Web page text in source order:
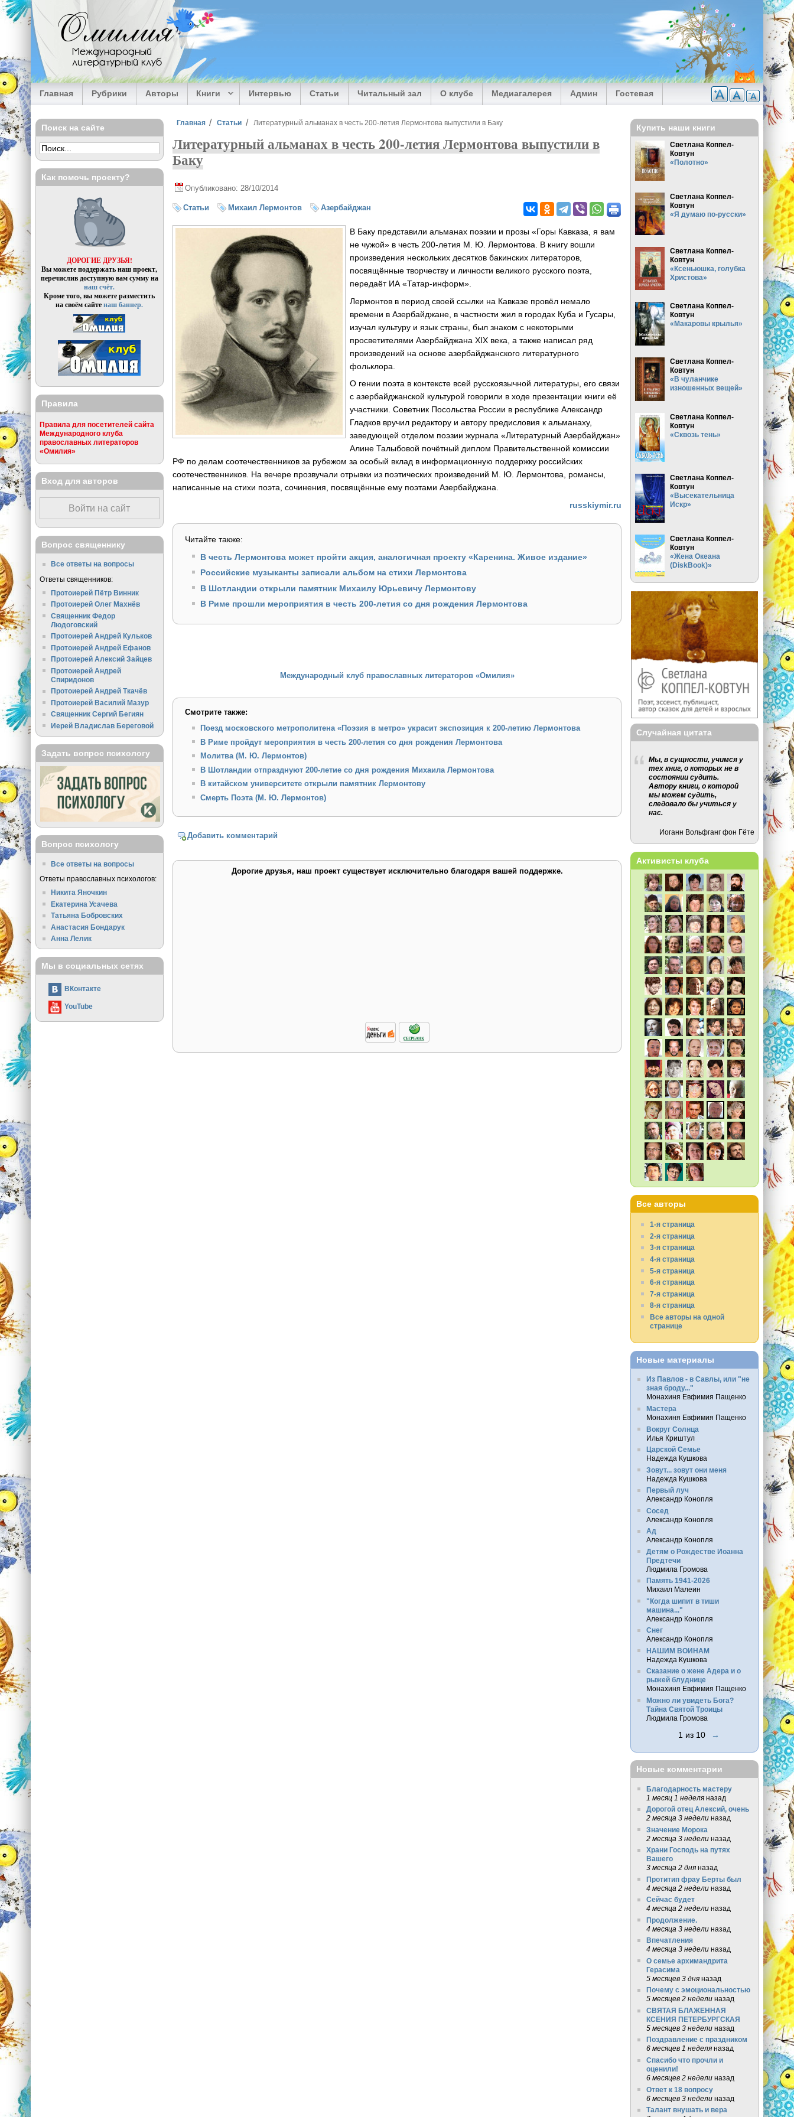
Перейти к основному содержанию
Омилия
Международный
литературный клуб
Главная Рубрики Авторы Книги Интервью Статьи Читальный зал О клубе Медиагалерея Админ Гостевая
Вы здесь
Главная Статьи Литературный альманах в честь 200-летия Лермонтова выпустили в Баку
Литературный альманах в честь 200-летия Лермонтова выпустили в
Баку
Опубликовано: 28/10/2014
Статьи Михаил Лермонтов Азербайджан
В Баку представили альманах поэзии и прозы «Горы Кавказа, я вам
не чужой» в честь 200-летия М. Ю. Лермонтова. В книгу вошли
произведения нескольких десятков бакинских литераторов,
посвящённые творчеству и личности великого русского поэта,
передаёт ИА «Татар-информ».
Лермонтов в период своей ссылки на Кавказе провёл немало
времени в Азербайджане, в частности жил в городах Куба и Гусары,
изучал культуру и язык страны, был знаком с некоторыми
просветителями Азербайджана XIX века, а также написал ряд
произведений на основе азербайджанского литературного
фольклора.
О гении поэта в контексте всей русскоязычной литературы, его связи
с азербайджанской культурой говорили в ходе презентации книги её
участники. Советник Посольства России в республике Александр
Гладков вручил редактору и автору предисловия к альманаху,
заведующей отделом поэзии журнала «Литературный Азербайджан»
Алине Талыбовой почётный диплом Правительственной комиссии
РФ по делам соотечественников за рубежом за особый вклад в информационную поддержку российских
соотечественников. На вечере прозвучали отрывки из поэтических произведений М. Ю. Лермонтова, романсы,
написанные на стихи поэта, сочинения, посвящённые ему поэтами Азербайджана.
russkiymir.ru
Читайте также:
В честь Лермонтова может пройти акция, аналогичная проекту «Каренина. Живое издание»
Российские музыканты записали альбом на стихи Лермонтова
В Шотландии открыли памятник Михаилу Юрьевичу Лермонтову
В Риме прошли мероприятия в честь 200-летия со дня рождения Лермонтова
Международный клуб православных литераторов «Омилия»
Смотрите также:
Поезд московского метрополитена «Поэзия в метро» украсит экспозиция к 200-летию Лермонтова
В Риме пройдут мероприятия в честь 200-летия со дня рождения Лермонтова
Молитва (М. Ю. Лермонтов)
В Шотландии отпразднуют 200-летие со дня рождения Михаила Лермонтова
В китайском университете открыли памятник Лермонтову
Смерть Поэта (М. Ю. Лермонтов)
Добавить комментарий
Дорогие друзья, наш проект существует исключительно благодаря вашей поддержке.
Поиск на сайте
Как помочь проекту?
ДОРОГИЕ ДРУЗЬЯ!
Вы можете поддержать наш проект,
перечислив доступную вам сумму на
наш счёт.
Кроме того, вы можете разместить
на своём сайтенаш баннер.
Правила
Правила для посетителей сайта
Международного клуба
православных литераторов
«Омилия»
Вход для авторов
Войти на сайт
Вопрос священнику
Все ответы на вопросы
Ответы священников:
Протоиерей Пётр Винник
Протоиерей Олег Махнёв
Священник Федор
Людоговский
Протоиерей Андрей Кульков
Протоиерей Андрей Ефанов
Протоиерей Алексий Зайцев
Протоиерей Андрей
Спиридонов
Протоиерей Андрей Ткачёв
Протоиерей Василий Мазур
Священник Сергий Бегиян
Иерей Владислав Береговой
Задать вопрос психологу
Вопрос психологу
Все ответы на вопросы
Ответы православных психологов:
Никита Яночкин
Екатерина Усачева
Татьяна Бобровских
Анастасия Бондарук
Анна Лелик
Мы в социальных сетях
ВКонтакте
YouTube
Купить наши книги
Светлана Коппел-
Ковтун
«Полотно»
Светлана Коппел-
Ковтун
«Я думаю по-русски»
Светлана Коппел-
Ковтун
«Ксеньюшка, голубка
Христова»
Светлана Коппел-
Ковтун
«Макаровы крылья»
Светлана Коппел-
Ковтун
«В чуланчике
изношенных вещей»
Светлана Коппел-
Ковтун
«Сквозь тень»
Светлана Коппел-
Ковтун
«Высекательница
Искр»
Светлана Коппел-
Ковтун
«Жена Океана
(DiskBook)»
Случайная цитата
Мы, в сущности, учимся у
тех книг, о которых не в
состоянии судить.
Автору книги, о которой
мы можем судить,
следовало бы учиться у
нас.
Иоганн Вольфганг фон Гёте
Активисты клуба
Все авторы
1-я страница
2-я страница
3-я страница
4-я страница
5-я страница
6-я страница
7-я страница
8-я страница
Все авторы на одной
странице
Новые материалы
Из Павлов - в Савлы, или "не
зная броду..."
Монахиня Евфимия Пащенко
Мастера
Монахиня Евфимия Пащенко
Вокруг Солнца
Илья Криштул
Царской Семье
Надежда Кушкова
Зовут... зовут они меня
Надежда Кушкова
Первый луч
Александр Конопля
Сосед
Александр Конопля
Ад
Александр Конопля
Детям о Рождестве Иоанна
Предтечи
Людмила Громова
Память 1941-2026
Михаил Малеин
"Когда шипит в тиши
машина..."
Александр Конопля
Снег
Александр Конопля
НАШИМ ВОИНАМ
Надежда Кушкова
Сказание о жене Адера и о
рыжей блуднице
Монахиня Евфимия Пащенко
Можно ли увидеть Бога?
Тайна Святой Троицы
Людмила Громова
1 из 10 →
Новые комментарии
Благодарность мастеру
1 месяц 1 неделяназад
Дорогой отец Алексий, очень
2 месяца 3 неделиназад
Значение Морока
2 месяца 3 неделиназад
Храни Господь на путях
Вашего
3 месяца 2 дняназад
Протитип фрау Берты был
4 месяца 2 неделиназад
Сейчас будет
4 месяца 2 неделиназад
Продолжение.
4 месяца 3 неделиназад
Впечатления
4 месяца 3 неделиназад
О семье архимандрита
Герасима
5 месяцев 3 дняназад
Почему с эмоциональностью
5 месяцев 2 неделиназад
СВЯТАЯ БЛАЖЕННАЯ
КСЕНИЯ ПЕТЕРБУРГСКАЯ
5 месяцев 3 неделиназад
Поздравление с праздником
6 месяцев 1 неделяназад
Спасибо что прочли и
оценили!
6 месяцев 2 неделиназад
Ответ к 18 вопросу
6 месяцев 3 неделиназад
Талант внушать и вера